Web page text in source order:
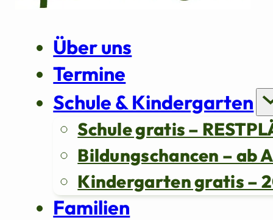
Über uns
Termine
Schule & Kindergarten
Schule gratis –
Bildungschancen – ab
Kindergarten gratis –
Familien